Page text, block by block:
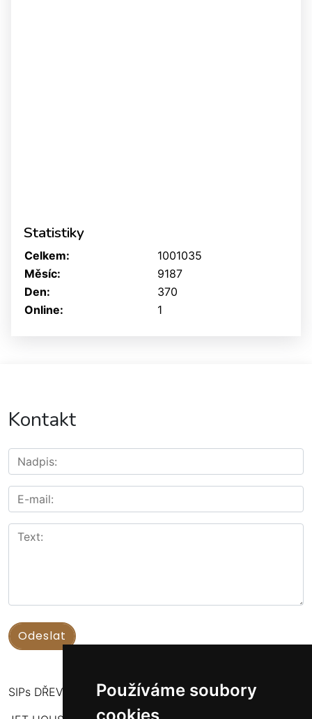
Používáme soubory
Statistiky
Online: 1
Celkem:
1001035
Měsíc:
9187
Den:
370
Kontakt
SIPs DŘEVOSTAVBY